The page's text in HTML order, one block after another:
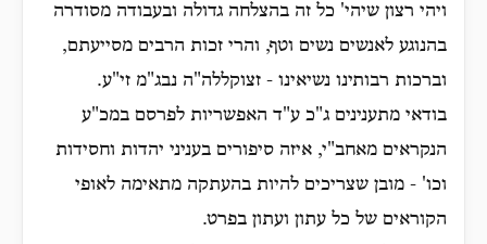
ויהי רצון שיהי' כל זה בהצלחה גדולה ובעבודה מסודרה
בהנוגע לאנשים נשים וטף, והרי זכות הרבים מסייעתם,
וברכות רבותינו נשיאינו - זצוקללה"ה נבג"מ זי"ע.
בודאי מתענינים ג"כ ע"ד האפשריות לפרסם במכ"ע
הנקראים מאחב"י, איזה סיפורים בעניני יהדות וחסידות
וכו' - מובן שצריכים להיות בהעתקה מתאימה לאופי
הקוראים של כל עתון ועתון בפרט.